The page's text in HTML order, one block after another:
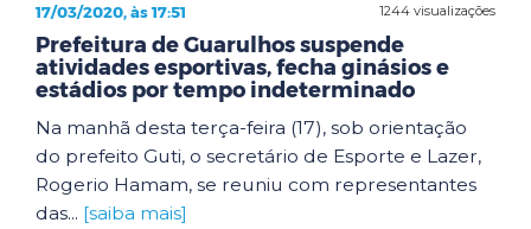
1244 visualizações
17/03/2020, às 17:51
Prefeitura de Guarulhos suspende
atividades esportivas, fecha ginásios e
estádios por tempo indeterminado
Na manhã desta terça-feira (17), sob orientação
do prefeito Guti, o secretário de Esporte e Lazer,
Rogerio Hamam, se reuniu com representantes
das... [saiba mais]